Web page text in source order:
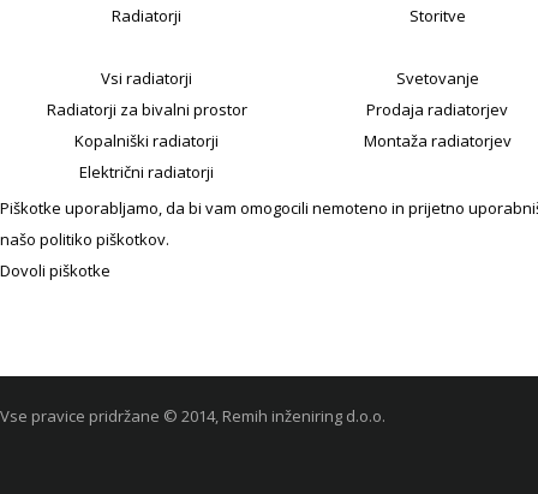
Radiatorji
Vsi radiatorji
Radiatorji za bivalni prostor
Kopalniški radiatorji
Električni radiatorji
Storitve
Svetovanje
Prodaja radiatorjev
Montaža radiatorjev
Piškotke uporabljamo, da bi vam omogocili nemoteno in prijetno
našo politiko piškotkov.
Dovoli piškotke
Vse pravice pridržane © 2014, Remih inženiring d.o.o.